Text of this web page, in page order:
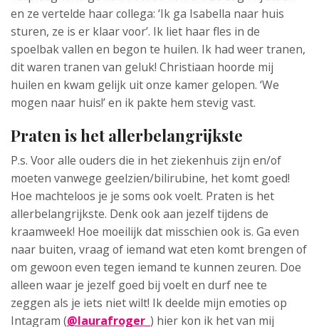
en ze vertelde haar collega: ‘Ik ga Isabella naar huis
sturen, ze is er klaar voor’. Ik liet haar fles in de
spoelbak vallen en begon te huilen. Ik had weer tranen,
dit waren tranen van geluk! Christiaan hoorde mij
huilen en kwam gelijk uit onze kamer gelopen. ‘We
mogen naar huis!’ en ik pakte hem stevig vast.
Praten is het allerbelangrijkste
P.s. Voor alle ouders die in het ziekenhuis zijn en/of
moeten vanwege geelzien/bilirubine, het komt goed!
Hoe machteloos je je soms ook voelt. Praten is het
allerbelangrijkste. Denk ook aan jezelf tijdens de
kraamweek! Hoe moeilijk dat misschien ook is. Ga even
naar buiten, vraag of iemand wat eten komt brengen of
om gewoon even tegen iemand te kunnen zeuren. Doe
alleen waar je jezelf goed bij voelt en durf nee te
zeggen als je iets niet wilt! Ik deelde mijn emoties op
Intagram (@laurafroger_ ) hier kon ik het van mij